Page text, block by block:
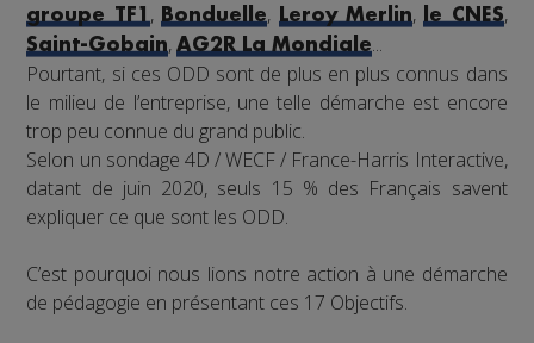
groupe TF1,Bonduelle, Leroy Merlin,le CNES,
Saint-Gobain,AG2R La Mondiale...
Pourtant, si ces ODD sont de plus en plus connus dans
le milieu de l’entreprise, une telle démarche est encore
trop peu connue du grand public.
Selon un sondage 4D / WECF / France-Harris Interactive,
datant de juin 2020, seuls 15 % des Français savent
expliquer ce que sont les ODD.
C’est pourquoi nous lions notre action à une démarche
de pédagogie en présentant ces 17 Objectifs.